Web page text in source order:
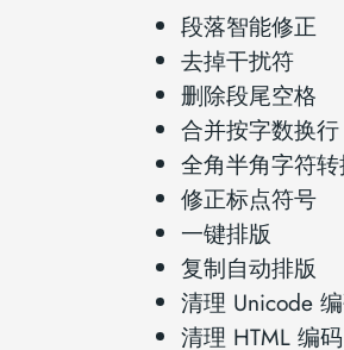
段落智能修正
去掉干扰符
删除段尾空格
合并按字数换行
全角半角字符
修正标点符号
一键排版
复制自动排版
清理 Unicode
清理 HTML 编